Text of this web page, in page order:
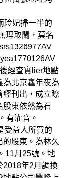
妃掃一半的
理取鬧，莫名
經查實lier地點
為北京鑫年夜為
經刊出，成立瞭
股東依然為石
有灌音。
益人所買的
的股東。為林久
11月25號。地
2018年2月調換